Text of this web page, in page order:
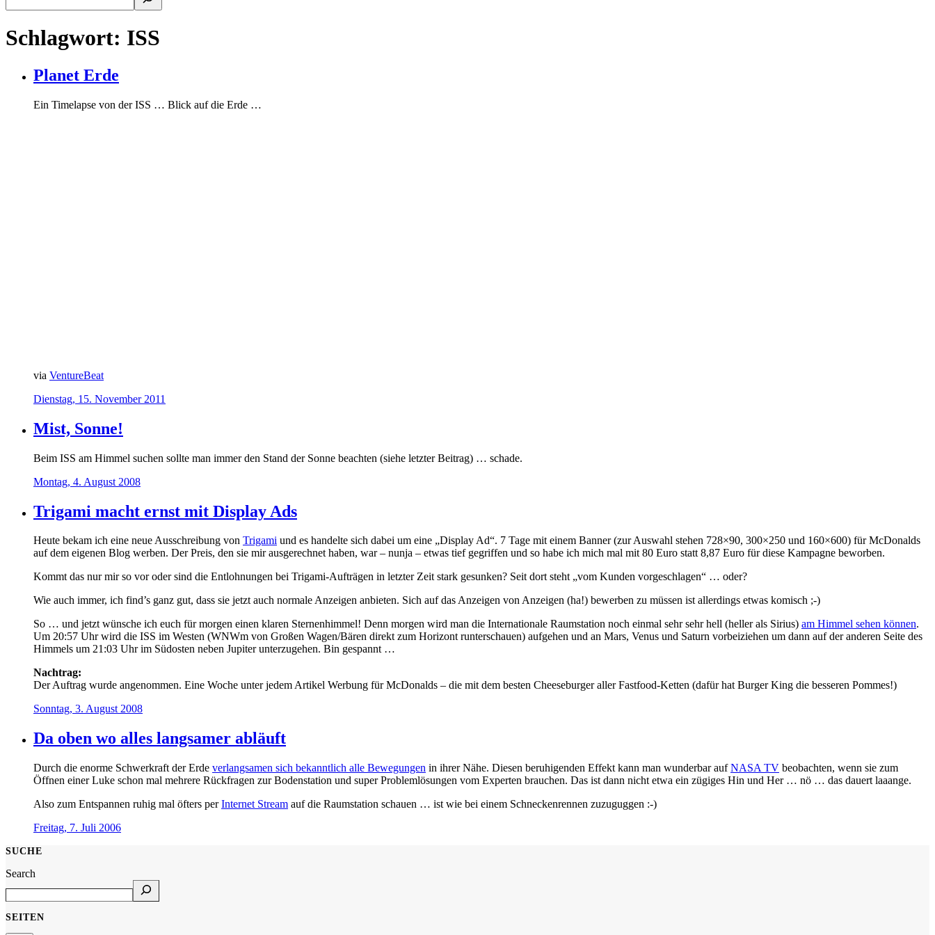
Schlagwort: ISS
Planet Erde
Ein Timelapse von der ISS … Blick auf die Erde …
via VentureBeat
Dienstag, 15. November 2011
Mist, Sonne!
Beim ISS am Himmel suchen sollte man immer den Stand der Sonne beachten (siehe letzter Beitrag) … schade.
Montag, 4. August 2008
Trigami macht ernst mit Display Ads
Heute bekam ich eine neue Ausschreibung von Trigami und es handelte sich dabei um eine „Display Ad“. 7 Tage mit einem Banner (zur Auswahl stehen 728×90, 300×250 und 160×600) für McDonalds
auf dem eigenen Blog werben. Der Preis, den sie mir ausgerechnet haben, war – nunja – etwas tief gegriffen und so habe ich mich mal mit 80 Euro statt 8,87 Euro für diese Kampagne beworben.
Kommt das nur mir so vor oder sind die Entlohnungen bei Trigami-Aufträgen in letzter Zeit stark gesunken? Seit dort steht „vom Kunden vorgeschlagen“ … oder?
Wie auch immer, ich find’s ganz gut, dass sie jetzt auch normale Anzeigen anbieten. Sich auf das Anzeigen von Anzeigen (ha!) bewerben zu müssen ist allerdings etwas komisch ;-)
So … und jetzt wünsche ich euch für morgen einen klaren Sternenhimmel! Denn morgen wird man die Internationale Raumstation noch einmal sehr sehr hell (heller als Sirius) am Himmel sehen können.
Um 20:57 Uhr wird die ISS im Westen (WNWm von Großen Wagen/Bären direkt zum Horizont runterschauen) aufgehen und an Mars, Venus und Saturn vorbeiziehen um dann auf der anderen Seite des
Himmels um 21:03 Uhr im Südosten neben Jupiter unterzugehen. Bin gespannt …
Nachtrag:
Der Auftrag wurde angenommen. Eine Woche unter jedem Artikel Werbung für McDonalds – die mit dem besten Cheeseburger aller Fastfood-Ketten (dafür hat Burger King die besseren Pommes!)
Sonntag, 3. August 2008
Da oben wo alles langsamer abläuft
Durch die enorme Schwerkraft der Erde verlangsamen sich bekanntlich alle Bewegungen in ihrer Nähe. Diesen beruhigenden Effekt kann man wunderbar aufNASA TV beobachten, wenn sie zum
Öffnen einer Luke schon mal mehrere Rückfragen zur Bodenstation und super Problemlösungen vom Experten brauchen. Das ist dann nicht etwa ein zügiges Hin und Her … nö … das dauert laaange.
Also zum Entspannen ruhig mal öfters perInternet Stream auf die Raumstation schauen … ist wie bei einem Schneckenrennen zuzuguggen :-)
Freitag, 7. Juli 2006
SUCHE
Search
SEITEN